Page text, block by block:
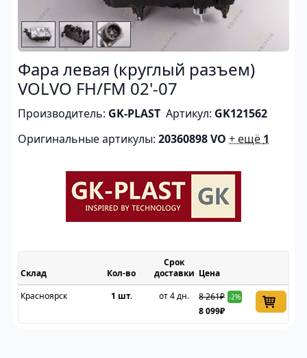
Фара левая (круглый разъем)
VOLVO FH/FM 02'-07
Производитель: GK-PLAST Артикул: GK121562
Оригинальные артикулы: 20360898 VO + ещё 1
Склад
Срок
доставки Цена
Красноярск
1 шт. от 4 дн. 8 261₽ -2%
8 099₽